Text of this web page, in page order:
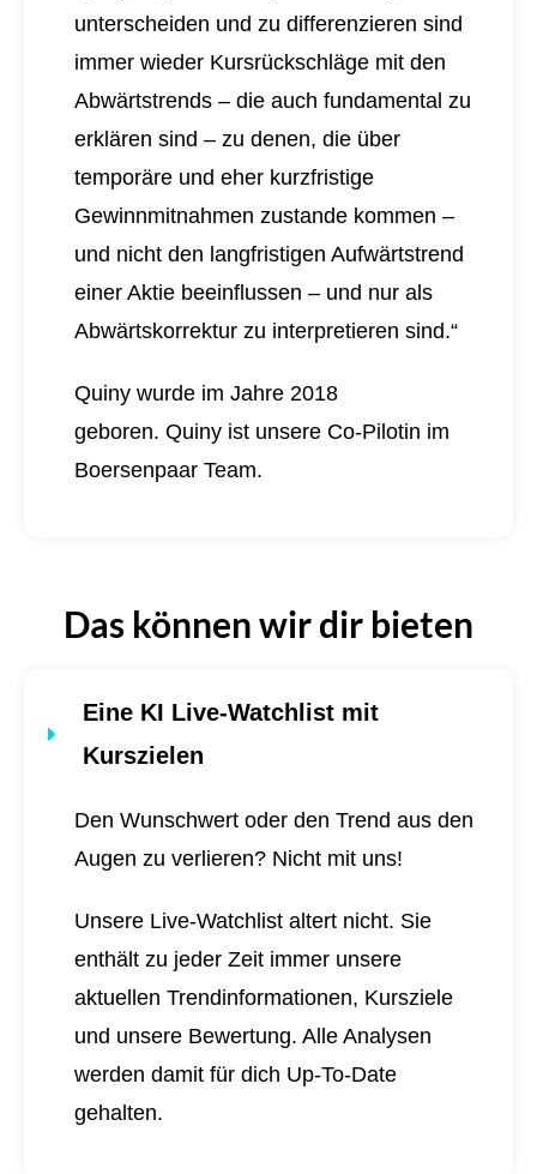
unterscheiden und zu differenzieren sind
immer wieder Kursrückschläge mit den
Abwärtstrends – die auch fundamental zu
erklären sind – zu denen, die über
temporäre und eher kurzfristige
Gewinnmitnahmen zustande kommen –
und nicht den langfristigen Aufwärtstrend
einer Aktie beeinflussen – und nur als
Abwärtskorrektur zu interpretieren sind.“
Quiny wurde im Jahre 2018
geboren. Quiny ist unsere Co-Pilotin im
Boersenpaar Team.
Das können wir dir bieten
Eine KI Live-Watchlist mit
Kurszielen
Den Wunschwert oder den Trend aus den
Augen zu verlieren? Nicht mit uns!
Unsere Live-Watchlist altert nicht. Sie
enthält zu jeder Zeit immer unsere
aktuellen Trendinformationen, Kursziele
und unsere Bewertung. Alle Analysen
werden damit für dich Up-To-Date
gehalten.